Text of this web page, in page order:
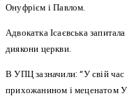
Онуфрієм і Павлом.
Адвокатка Ісаєвська
диякони церкви.
В УПЦ зазначили: “У свій
прихожанином і меценатом